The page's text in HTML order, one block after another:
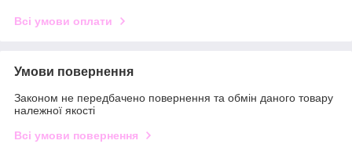
Всі умови оплати
Умови повернення
Законом не передбачено повернення та обмін даного товару
належної якості
Всі умови повернення